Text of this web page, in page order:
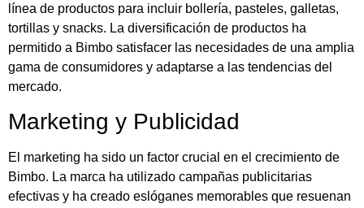
línea de productos para incluir bollería, pasteles, galletas,
tortillas y snacks. La diversificación de productos ha
permitido a Bimbo satisfacer las necesidades de una amplia
gama de consumidores y adaptarse a las tendencias del
mercado.
Marketing y Publicidad
El marketing ha sido un factor crucial en el crecimiento de
Bimbo. La marca ha utilizado campañas publicitarias
efectivas y ha creado eslóganes memorables que resuenan